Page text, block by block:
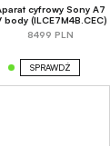
cyfrowy Sony A7
body (ILCE7M4B.CEC)
8499 PLN
SPRAWDŹ